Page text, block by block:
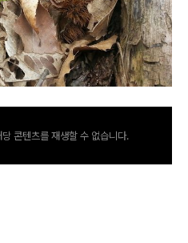
콘텐츠를 재생할 수 없습니다.